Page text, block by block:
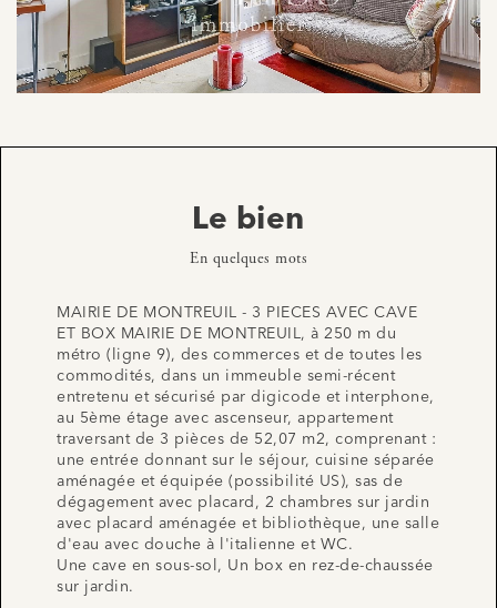
Le bien
En quelques mots
MAIRIE DE MONTREUIL - 3 PIECES AVEC CAVE
ET BOX MAIRIE DE MONTREUIL, à 250 m du
métro (ligne 9), des commerces et de toutes les
commodités, dans un immeuble semi-récent
entretenu et sécurisé par digicode et interphone,
au 5ème étage avec ascenseur, appartement
traversant de 3 pièces de 52,07 m2, comprenant :
une entrée donnant sur le séjour, cuisine séparée
aménagée et équipée (possibilité US), sas de
dégagement avec placard, 2 chambres sur jardin
avec placard aménagée et bibliothèque, une salle
d'eau avec douche à l'italienne et WC.
Une cave en sous-sol, Un box en rez-de-chaussée
sur jardin.